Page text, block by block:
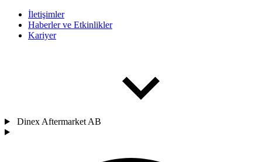
İletişimler
Haberler ve Etkinlikler
Kariyer
Dinex Aftermarket AB